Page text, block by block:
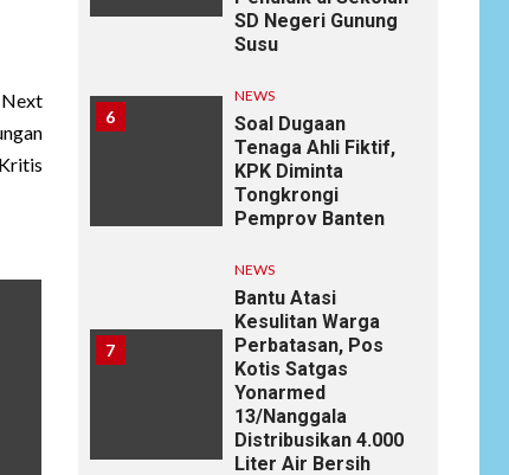
Next
SD Negeri Gunung
Susu
6
NEWS
Soal Dugaan
Tenaga Ahli Fiktif,
KPK Diminta
Tongkrongi
Pemprov Banten
7
NEWS
Bantu Atasi
Kesulitan Warga
Perbatasan, Pos
Kotis Satgas
Yonarmed
13/Nanggala
Distribusikan 4.000
Liter Air Bersih